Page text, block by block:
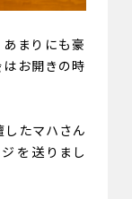
まりにも豪
お開きの時
たマハさん
を送りまし